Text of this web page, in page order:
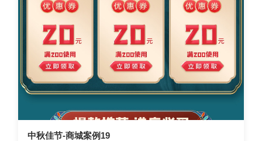
中秋佳节-商城案例19